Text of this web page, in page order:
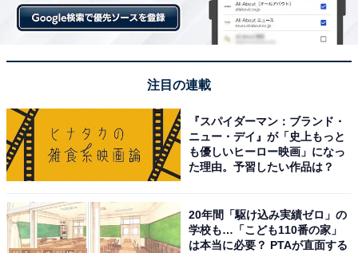
注目の連載
『スパイダーマン：ブランド・
ニュー・デイ』が「史上もっと
も優しいヒーロー映画」になっ
た理由。予習したい作品は？
20年間「駆け込み実績ゼロ」の
学校も…「こども110番の家」
は本当に必要？ PTAが直面する